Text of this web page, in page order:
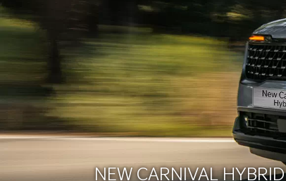
NEW CARNIVAL HYBRID